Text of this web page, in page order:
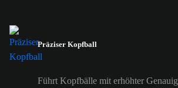
Präziser Kopfball
Führt Kopfbälle mit erhöhter